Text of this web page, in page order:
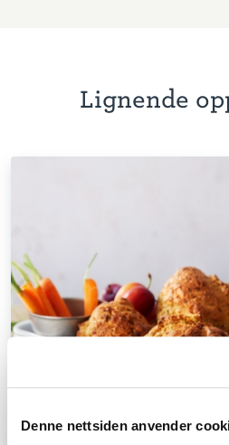
Denne nettsiden anvender
Lignende